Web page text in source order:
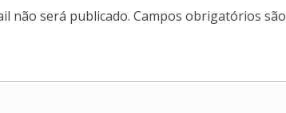
não será publicado. Campos obrigatórios